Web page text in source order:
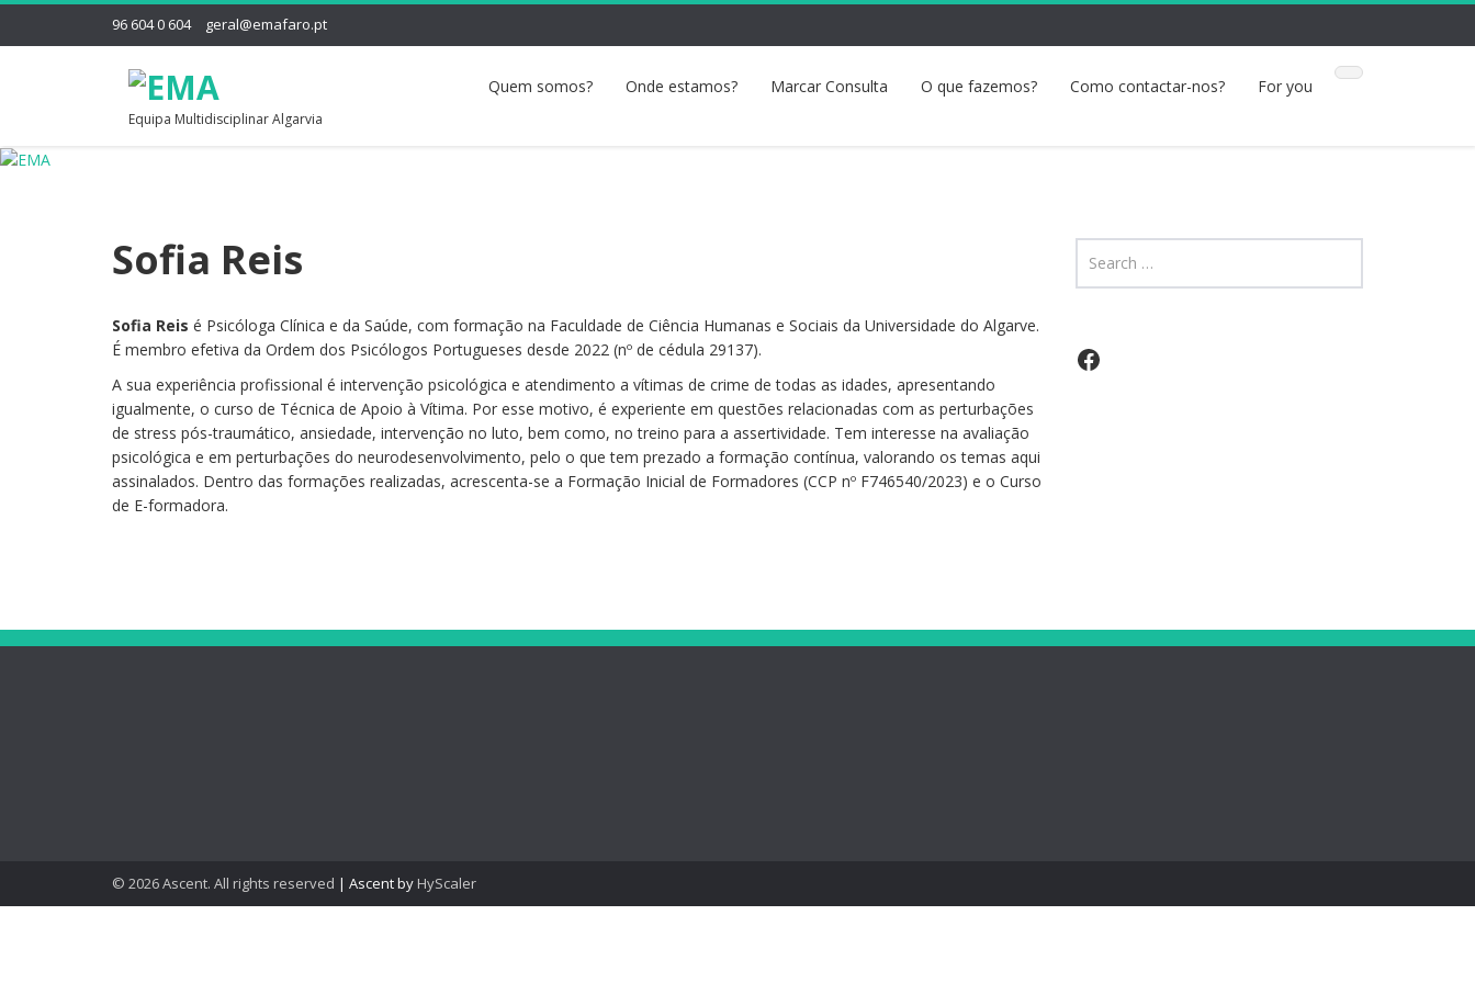
96 604 0 604 geral@emafaro.pt
Equipa Multidisciplinar Algarvia
Quem somos? Onde estamos? Marcar Consulta O que fazemos? Como contactar-nos? For you
Sofia Reis
Sofia Reis é Psicóloga Clínica e da Saúde, com formação na Faculdade de Ciência Humanas e Sociais da Universidade do Algarve.
É membro efetiva da Ordem dos Psicólogos Portugueses desde 2022 (nº de cédula 29137).
A sua experiência profissional é intervenção psicológica e atendimento a vítimas de crime de todas as idades, apresentando
igualmente, o curso de Técnica de Apoio à Vítima. Por esse motivo, é experiente em questões relacionadas com as perturbações
de stress pós-traumático, ansiedade, intervenção no luto, bem como, no treino para a assertividade. Tem interesse na avaliação
psicológica e em perturbações do neurodesenvolvimento, pelo o que tem prezado a formação contínua, valorando os temas aqui
assinalados. Dentro das formações realizadas, acrescenta-se a Formação Inicial de Formadores (CCP nº F746540/2023) e o Curso
de E-formadora.
Facebook
© 2026 Ascent. All rights reserved | Ascent by HyScaler